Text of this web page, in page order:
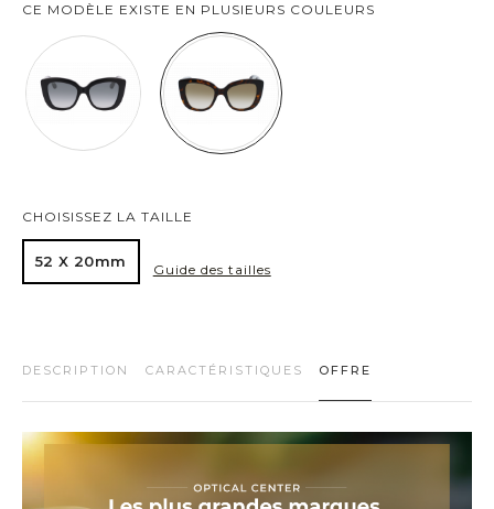
CE MODÈLE EXISTE EN PLUSIEURS COULEURS
CHOISISSEZ LA TAILLE
52 X 20mm Guide des tailles
DESCRIPTION CARACTÉRISTIQUES OFFRE